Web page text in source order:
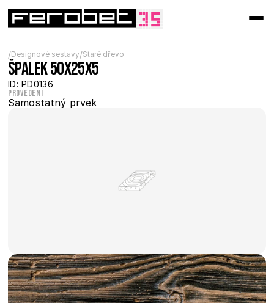
/Designové sestavy/Staré dřevo
Špalek 50x25x5
ID: PD0136
Provedení
Samostatný prvek